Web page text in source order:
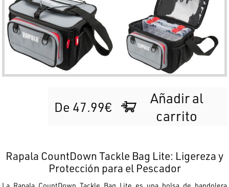
De 47.99€
Añadir al
carrito
Rapala CountDown Tackle Bag Lite: Ligereza y
Protección para el Pescador